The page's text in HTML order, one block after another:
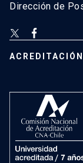
Dirección de
ACREDITACIÓN